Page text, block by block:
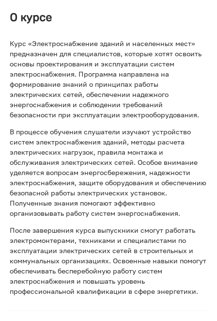
О курсе
Курс «Электроснабжение зданий и населенных мест»
предназначен для специалистов, которые хотят освоить
основы проектирования и эксплуатации систем
электроснабжения. Программа направлена на
формирование знаний о принципах работы
электрических сетей, обеспечении надежного
энергоснабжения и соблюдении требований
безопасности при эксплуатации электрооборудования.
В процессе обучения слушатели изучают устройство
систем электроснабжения зданий, методы расчета
электрических нагрузок, правила монтажа и
обслуживания электрических сетей. Особое внимание
уделяется вопросам энергосбережения, надежности
электроснабжения, защите оборудования и обеспечению
безопасной работы электрических установок.
Полученные знания помогают эффективно
организовывать работу систем энергоснабжения.
После завершения курса выпускники смогут работать
электромонтерами, техниками и специалистами по
эксплуатации электрических сетей в строительных и
коммунальных организациях. Освоенные навыки помогут
обеспечивать бесперебойную работу систем
электроснабжения и повышать уровень
профессиональной квалификации в сфере энергетики.